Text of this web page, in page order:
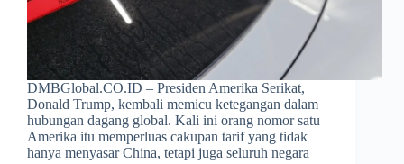
DMBGlobal.CO.ID – Presiden Amerika Serikat,
Donald Trump, kembali memicu ketegangan dalam
hubungan dagang global. Kali ini orang nomor satu
Amerika itu memperluas cakupan tarif yang tidak
hanya menyasar China, tetapi juga seluruh negara